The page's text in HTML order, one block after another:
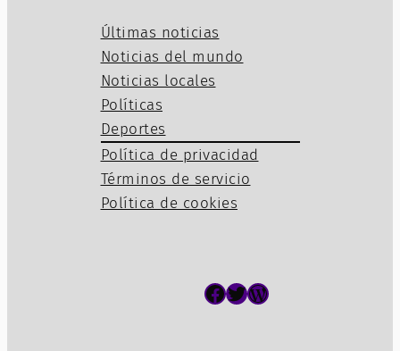
Últimas noticias
Noticias del mundo
Noticias locales
Políticas
Deportes
Política de privacidad
Términos de servicio
Política de cookies
Facebook Twitter WordPress